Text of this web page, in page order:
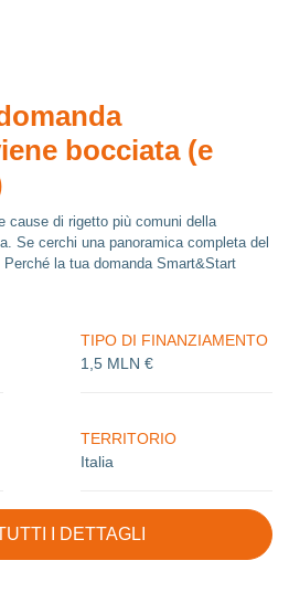
bocciata (e
cause di rigetto più comuni della
Se cerchi una panoramica completa del
la tua domanda Smart&Start
TIPO DI FINANZIAMENTO
1,5 MLN €
TERRITORIO
Italia
I DETTAGLI